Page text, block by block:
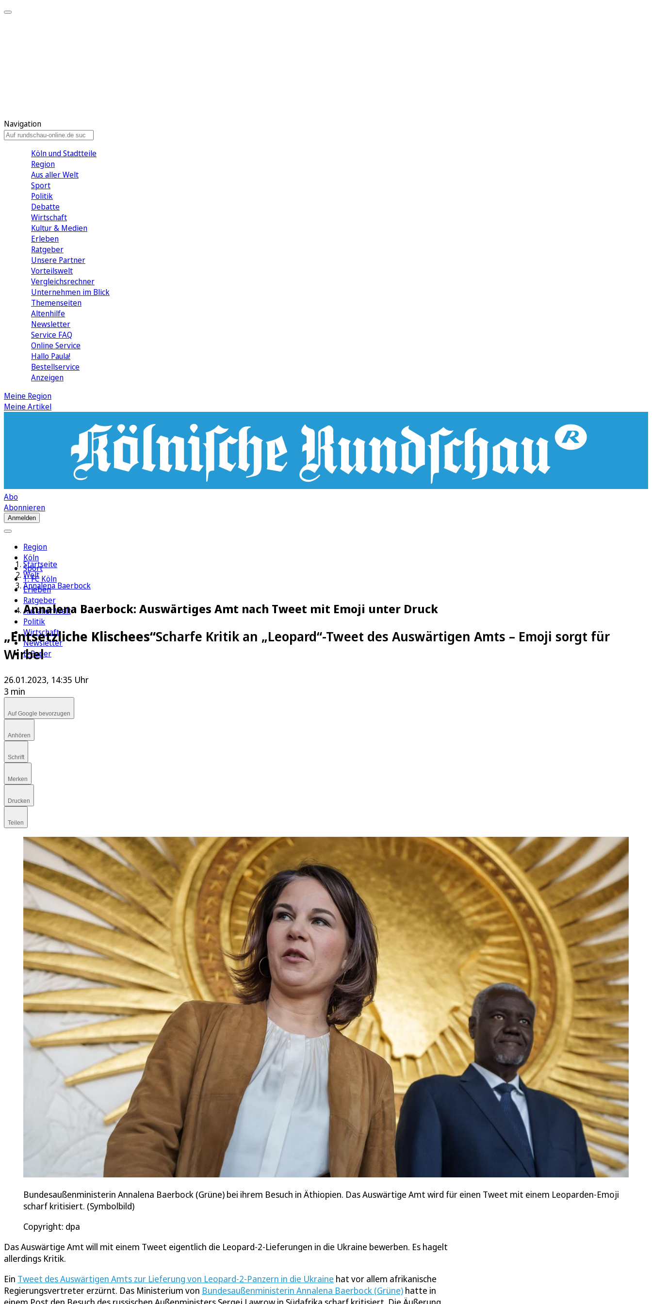
Navigation
Köln und Stadtteile
Region
Aus aller Welt
Sport
Politik
Debatte
Wirtschaft
Kultur & Medien
Erleben
Ratgeber
Unsere Partner
Vorteilswelt
Vergleichsrechner
Unternehmen im Blick
Themenseiten
Altenhilfe
Newsletter
Service FAQ
Online Service
Hallo Paula!
Bestellservice
Anzeigen
Meine Region
Meine Artikel
Abo
Abonnieren
Anmelden
Region
Köln
Sport
1. FC Köln
Erleben
Ratgeber
Aus aller Welt
Politik
Wirtschaft
Newsletter
E-Paper
Startseite
Welt
Annalena Baerbock
Annalena Baerbock: Auswärtiges Amt nach Tweet mit Emoji unter Druck
„Entsetzliche Klischees“Scharfe Kritik an „Leopard“-Tweet des Auswärtigen Amts – Emoji sorgt für
Wirbel
26.01.2023, 14:35 Uhr
3 min
Auf Google bevorzugen
Anhören
Schrift
Merken
Drucken
Teilen
Bundesaußenministerin Annalena Baerbock (Grüne) bei ihrem Besuch in Äthiopien. Das Auswärtige Amt wird für einen Tweet mit einem Leoparden-Emoji
scharf kritisiert. (Symbolbild)
Copyright: dpa
Das Auswärtige Amt will mit einem Tweet eigentlich die Leopard-2-Lieferungen in die Ukraine bewerben. Es hagelt
allerdings Kritik.
Ein Tweet des Auswärtigen Amts zur Lieferung von Leopard-2-Panzern in die Ukraine hat vor allem afrikanische
Regierungsvertreter erzürnt. Das Ministerium von Bundesaußenministerin Annalena Baerbock (Grüne) hatte in